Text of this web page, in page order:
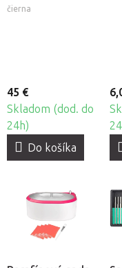
BeautyOne
čierna
45 €
Skladom (dod. do
24h)
Do košíka